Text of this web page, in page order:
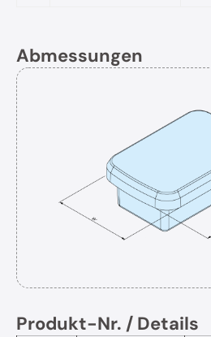
Abmessungen
Produkt-Nr. / Details